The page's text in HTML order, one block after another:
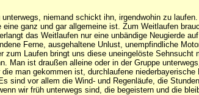
unterwegs, niemand schickt ihn, irgendwohin zu
ganz und gar allgemeine ist. Zum Weitlaufen
das Weitlaufen nur eine unbändige Neugierde
Ferne, ausgehaltene Unlust, unempfindliche
zum Laufen bringt uns diese uneingelöste
Man ist draußen alleine oder in der Gruppe
die man gekommen ist, durchlaufene
sind vor allem die Wind- und Regenläufe, die
wir früh unterwegs sind, die begeistern und die